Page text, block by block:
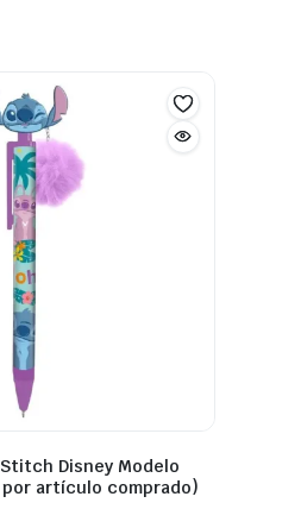
Disney Modelo
artículo comprado)